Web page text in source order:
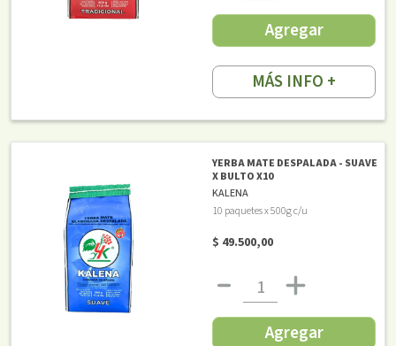
Agregar
MÁS INFO +
YERBA MATE DESPALADA - SUAVE
X BULTO X10
KALENA
10 paquetes x 500g c/u
$ 49.500,00
Agregar